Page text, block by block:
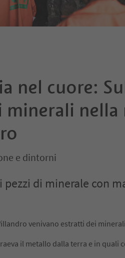
nel cuore:
minerali nella
e dintorni
pezzi di minerale con
venivano estratti dei
il metallo dalla terra e in quali